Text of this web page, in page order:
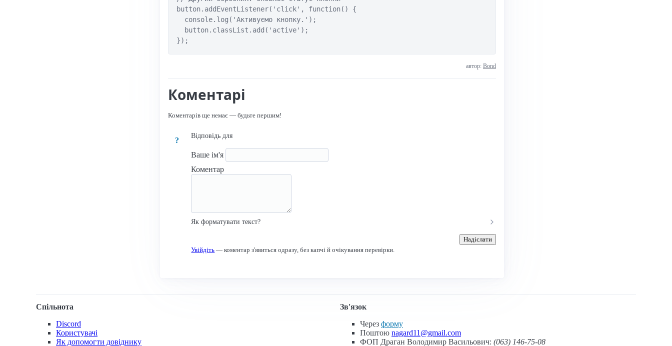
button.addEventListener('click', function() {
  console.log('Активуємо кнопку.');
  button.classList.add('active');
});
автор: Bond
Коментарі
Коментарів ще немає — будьте першим!
?
Відповідь для
Ваше ім'я
Коментар
Як форматувати текст?
Надіслати
Увійдіть — коментар з'явиться одразу, без капчі й очікування перевірки.
Спільнота
Discord
Користувачі
Як допомогти довіднику
Зв'язок
Через форму
Поштою nagard11@gmail.com
ФОП Драган Володимир Васильович: (063) 146-75-08